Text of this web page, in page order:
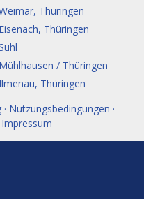
Thüringen
Eisenach, Thüringen
Mühlhausen / Thüringen
Ilmenau, Thüringen
Nutzungsbedingungen ·